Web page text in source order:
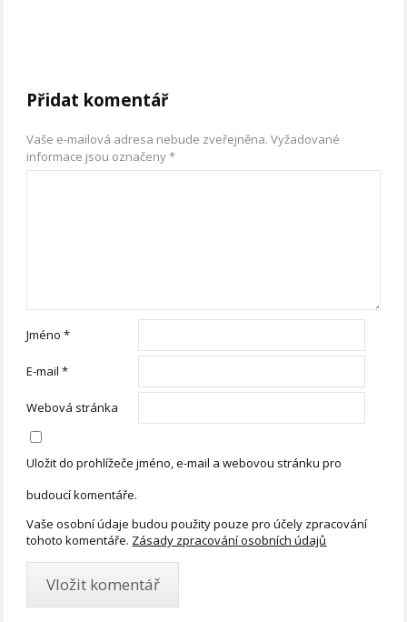
Přidat komentář
Vaše e-mailová adresa nebude zveřejněna. Vyžadované
informace jsou označeny*
Jméno*
E-mail*
Webová stránka
Uložit do prohlížeče jméno, e-mail a webovou stránku pro
budoucí komentáře.
Vaše osobní údaje budou použity pouze pro účely zpracování
tohoto komentáře. Zásady zpracování osobních údajů